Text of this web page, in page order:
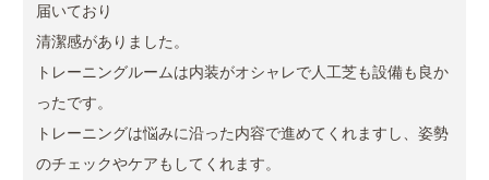
届いており
清潔感がありました。
トレーニングルームは内装がオシャレで人工芝も設備も良か
ったです。
トレーニングは悩みに沿った内容で進めてくれますし、姿勢
のチェックやケアもしてくれます。